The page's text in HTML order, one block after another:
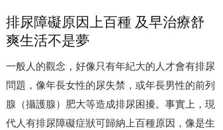
排尿障礙原因上百種 及早治療舒
爽生活不是夢
一般人的觀念，好像只有年紀大的人才會有排尿
問題，像年長女性的尿失禁，或年長男性的前列
腺（攝護腺）肥大等造成排尿困擾。事實上，現
代人有排尿障礙症狀可歸納上百種原因，像是生